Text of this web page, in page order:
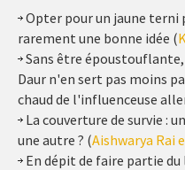
Opter pour un jaune terni
rarement une bonne idée (
Sans être
Daur n'en sert pas moins
chaud de l'influenceuse
La couverture de survie :
une autre ? (Aishwarya Rai
En dépit de faire partie